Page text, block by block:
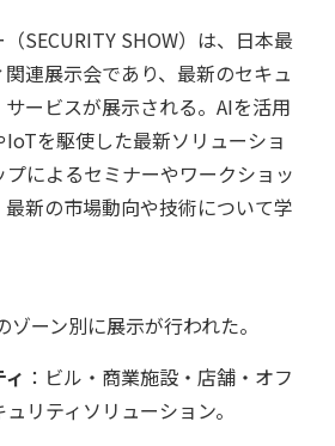
SECURITY SHOW）は、日本最
連展示会であり、最新のセキュ
ービスが展示される。AIを活用
IoTを駆使した最新ソリューショ
によるセミナーやワークショッ
新の市場動向や技術について学
ーン別に展示が行われた。
：ビル・商業施設・店舗・オフ
リティソリューション。